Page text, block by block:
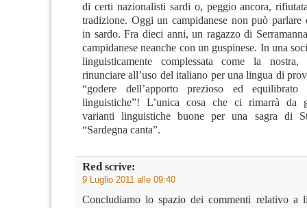
di certi nazionalisti sardi o, peggio ancora,
tradizione. Oggi un campidanese non può parlare
in sardo. Fra dieci anni, un ragazzo di
campidanese neanche con un guspinese. In una
linguisticamente complessata come la nostra,
rinunciare all’uso del italiano per una lingua di
“godere dell’apporto prezioso ed equilibrato
linguistiche”! L’unica cosa che ci rimarrà da
varianti linguistiche buone per una sagra di
“Sardegna canta”.
Red scrive:
9 Luglio 2011 alle 09:40
Concludiamo lo spazio dei commenti relativo a